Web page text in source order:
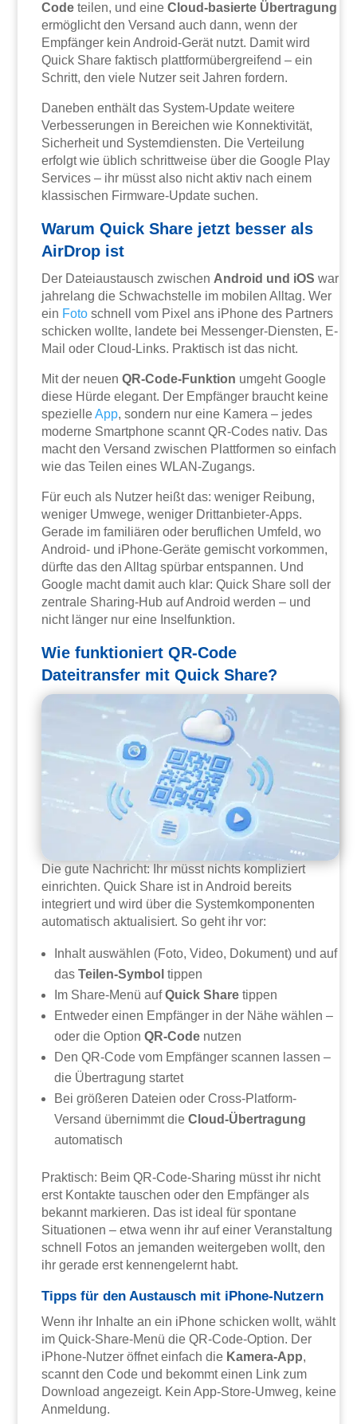
Code teilen, und eineCloud-basierte Übertragung
ermöglicht den Versand auch dann, wenn der
Empfänger kein Android-Gerät nutzt. Damit wird
Quick Share faktisch plattformübergreifend – ein
Schritt, den viele Nutzer seit Jahren fordern.
Daneben enthält das System-Update weitere
Verbesserungen in Bereichen wie Konnektivität,
Sicherheit und Systemdiensten. Die Verteilung
erfolgt wie üblich schrittweise über die Google Play
Services – ihr müsst also nicht aktiv nach einem
klassischen Firmware-Update suchen.
Warum Quick Share jetzt besser als
AirDrop ist
Der Dateiaustausch zwischen Android und iOS war
jahrelang die Schwachstelle im mobilen Alltag. Wer
ein Foto schnell vom Pixel ans iPhone des Partners
schicken wollte, landete bei Messenger-Diensten, E-
Mail oder Cloud-Links. Praktisch ist das nicht.
Mit der neuenQR-Code-Funktion umgeht Google
diese Hürde elegant. Der Empfänger braucht keine
spezielleApp, sondern nur eine Kamera – jedes
moderne Smartphone scannt QR-Codes nativ. Das
macht den Versand zwischen Plattformen so einfach
wie das Teilen eines WLAN-Zugangs.
Für euch als Nutzer heißt das: weniger Reibung,
weniger Umwege, weniger Drittanbieter-Apps.
Gerade im familiären oder beruflichen Umfeld, wo
Android- und iPhone-Geräte gemischt vorkommen,
dürfte das den Alltag spürbar entspannen. Und
Google macht damit auch klar: Quick Share soll der
zentrale Sharing-Hub auf Android werden – und
nicht länger nur eine Inselfunktion.
Wie funktioniert QR-Code
Dateitransfer mit Quick Share?
Die gute Nachricht: Ihr müsst nichts kompliziert
einrichten. Quick Share ist in Android bereits
integriert und wird über die Systemkomponenten
automatisch aktualisiert. So geht ihr vor:
Inhalt auswählen (Foto, Video, Dokument) und auf
dasTeilen-Symbol tippen
Im Share-Menü aufQuick Share tippen
Entweder einen Empfänger in der Nähe wählen –
oder die OptionQR-Code nutzen
Den QR-Code vom Empfänger scannen lassen –
die Übertragung startet
Bei größeren Dateien oder Cross-Platform-
Versand übernimmt dieCloud-Übertragung
automatisch
Praktisch: Beim QR-Code-Sharing müsst ihr nicht
erst Kontakte tauschen oder den Empfänger als
bekannt markieren. Das ist ideal für spontane
Situationen – etwa wenn ihr auf einer Veranstaltung
schnell Fotos an jemanden weitergeben wollt, den
ihr gerade erst kennengelernt habt.
Tipps für den Austausch mit iPhone-Nutzern
Wenn ihr Inhalte an ein iPhone schicken wollt, wählt
im Quick-Share-Menü die QR-Code-Option. Der
iPhone-Nutzer öffnet einfach die Kamera-App,
scannt den Code und bekommt einen Link zum
Download angezeigt. Kein App-Store-Umweg, keine
Anmeldung.